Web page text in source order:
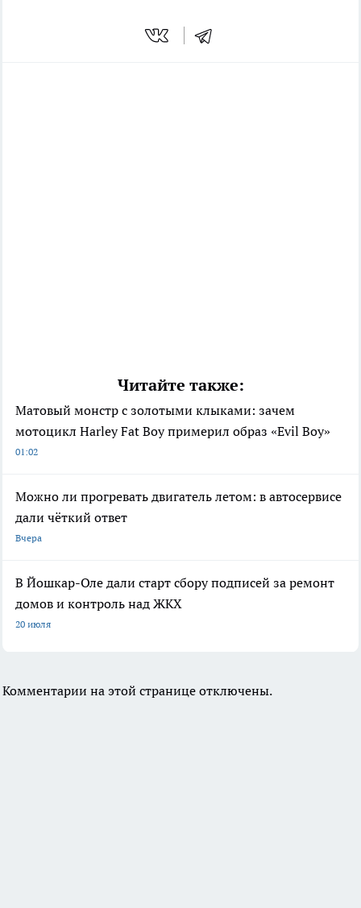
Читайте также:
Матовый монстр с золотыми клыками: зачем
мотоцикл Harley Fat Boy примерил образ «Evil Boy»
01:02
Можно ли прогревать двигатель летом: в автосервисе
дали чёткий ответ
Вчера
В Йошкар-Оле дали старт сбору подписей за ремонт
домов и контроль над ЖКХ
20 июля
Комментарии на этой странице отключены.